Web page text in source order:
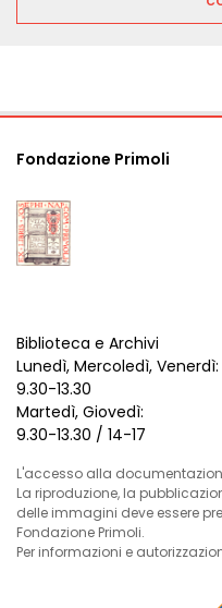
Fondazione Primoli
Biblioteca e Archivi
Lunedì, Mercoledì, Venerdì:
9.30-13.30
Martedì, Giovedì:
9.30-13.30 / 14-17
L'accesso alla
La riproduzione, la
delle immagini deve essere
Fondazione Primoli.
Per informazioni e